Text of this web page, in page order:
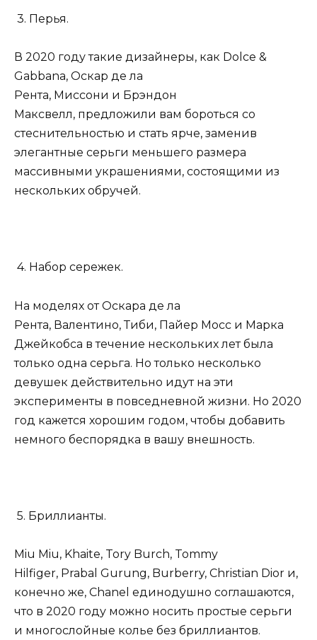
3. Перья.
В 2020 году такие дизайнеры, как Dolce &
Gabbana, Оскар де ла
Рента, Миссони и Брэндон
Максвелл, предложили вам бороться со
стеснительностью и стать ярче, заменив
элегантные серьги меньшего размера
массивными украшениями, состоящими из
нескольких обручей.
4. Набор сережек.
На моделях от Оскара де ла
Рента, Валентино, Тиби, Пайер Мосс и Марка
Джейкобса в течение нескольких лет была
только одна серьга. Но только несколько
девушек действительно идут на эти
эксперименты в повседневной жизни. Но 2020
год кажется хорошим годом, чтобы добавить
немного беспорядка в вашу внешность.
5. Бриллианты.
Miu Miu, Khaite, Tory Burch, Tommy
Hilfiger, Prabal Gurung, Burberry, Christian Dior и,
конечно же, Chanel единодушно соглашаются,
что в 2020 году можно носить простые серьги
и многослойные колье без бриллиантов.